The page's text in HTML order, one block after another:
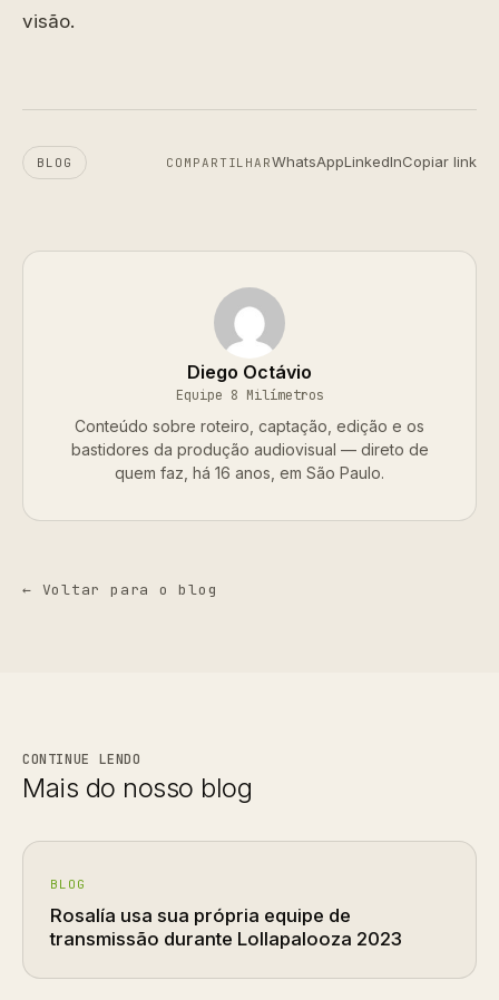
visão.
BLOG COMPARTILHARWhatsAppLinkedInCopiar link
Diego Octávio
Equipe 8 Milímetros
Conteúdo sobre roteiro, captação, edição e os
bastidores da produção audiovisual — direto de
quem faz, há 16 anos, em São Paulo.
← Voltar para o blog
CONTINUE LENDO
Mais do nosso blog
BLOG
Rosalía usa sua própria equipe de
transmissão durante Lollapalooza 2023